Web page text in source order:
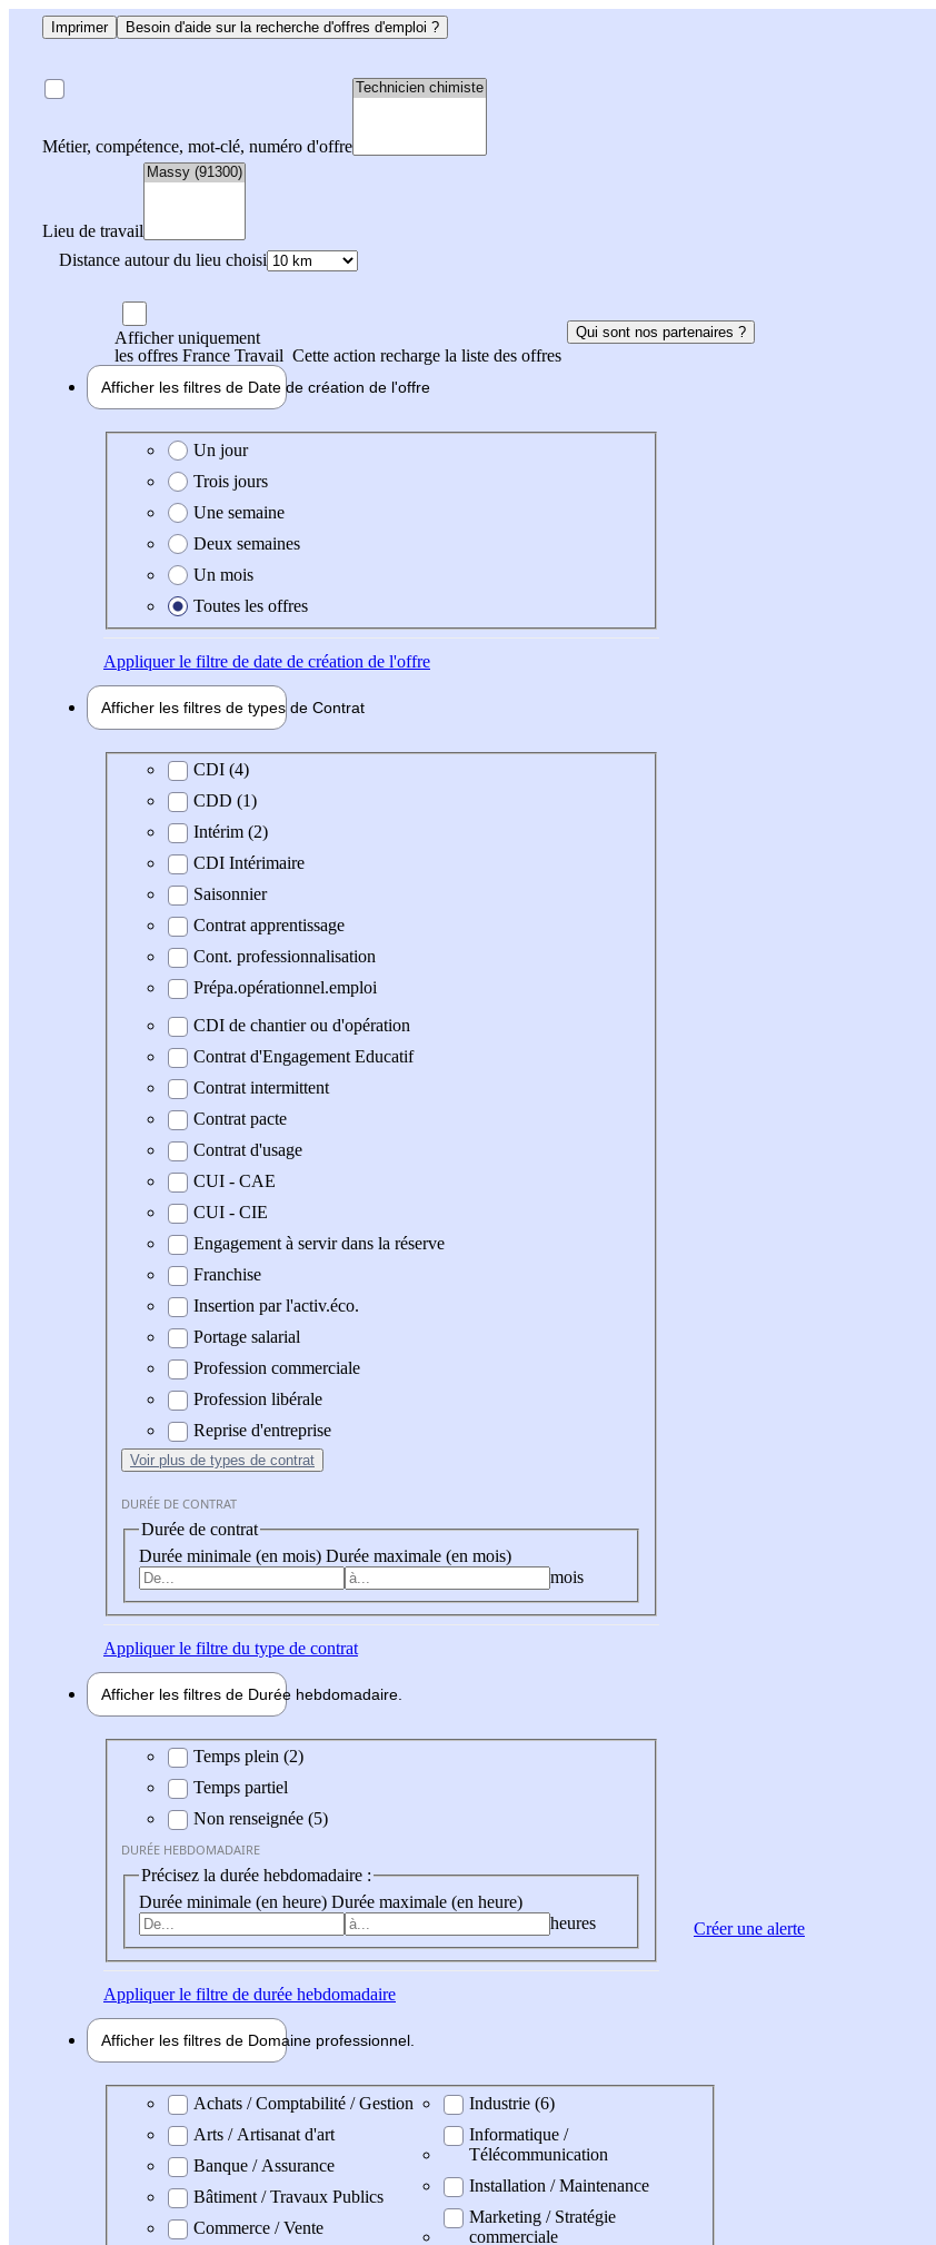
Imprimer Besoin d'aide sur la recherche d'offres d'emploi ?
Métier, compétence, mot-clé, numéro d'offre
Lieu de travail
Distance autour du lieu choisi
Afficher uniquement
les offres France Travail Cette action recharge la liste des offres
Qui sont nos partenaires ?
Afficher les filtres de Date de création de l'offre
Date de création de l'offre
Un jour
Trois jours
Une semaine
Deux semaines
Un mois
Toutes les offres
Appliquerle filtre de date de création de l'offre
Afficher les filtres de types de Contrat
Type de contrat
CDI (4)
CDD (1)
Intérim (2)
CDI Intérimaire
Saisonnier
Contrat apprentissage
Cont. professionnalisation
Prépa.opérationnel.emploi
CDI de chantier ou d'opération
Contrat d'Engagement Educatif
Contrat intermittent
Contrat pacte
Contrat d'usage
CUI - CAE
CUI - CIE
Engagement à servir dans la réserve
Franchise
Insertion par l'activ.éco.
Portage salarial
Profession commerciale
Profession libérale
Reprise d'entreprise
Voir plus de types de contrat
DURÉE DE CONTRAT
Durée de contrat
Durée minimale (en mois) Durée maximale (en mois)
mois
Appliquerle filtre du type de contrat
Afficher les filtres de Durée hebdomadaire
Durée hebdomadaire
Temps plein (2)
Temps partiel
Non renseignée (5)
DURÉE HEBDOMADAIRE
Précisez la durée hebdomadaire :
Durée minimale (en heure) Durée maximale (en heure)
heures
Appliquerle filtre de durée hebdomadaire
Afficher les filtres de Domaine professionnel
Domaine professionel
Achats / Comptabilité / Gestion
Arts / Artisanat d'art
Banque / Assurance
Bâtiment / Travaux Publics
Commerce / Vente
Industrie (6)
Informatique /
Télécommunication
Installation / Maintenance
Marketing / Stratégie
commerciale
Créer une alerte